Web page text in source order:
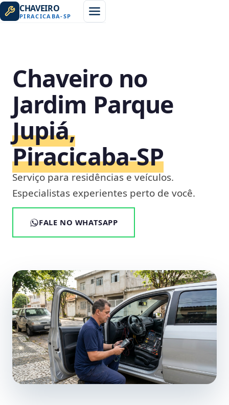
CHAVEIRO
PIRACICABA-SP
Chaveiro no
Jardim Parque
Jupiá,
Piracicaba‑SP
Serviço para residências e veículos.
Especialistas experientes perto de você.
FALE NO WHATSAPP